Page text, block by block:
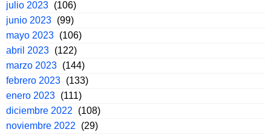
julio 2023 (106)
junio 2023 (99)
mayo 2023 (106)
abril 2023 (122)
marzo 2023 (144)
febrero 2023 (133)
enero 2023 (111)
diciembre 2022
(108)
noviembre 2022
(29)